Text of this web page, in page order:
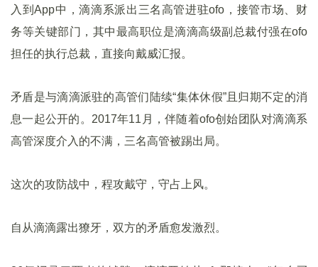
入到App中，滴滴系派出三名高管进驻ofo，接管市场、财
务等关键部门，其中最高职位是滴滴高级副总裁付强在ofo
担任的执行总裁，直接向戴威汇报。
矛盾是与滴滴派驻的高管们陆续“集体休假”且归期不定的消
息一起公开的。2017年11月，伴随着ofo创始团队对滴滴系
高管深度介入的不满，三名高管被踢出局。
这次的攻防战中，程攻戴守，守占上风。
自从滴滴露出獠牙，双方的矛盾愈发激烈。